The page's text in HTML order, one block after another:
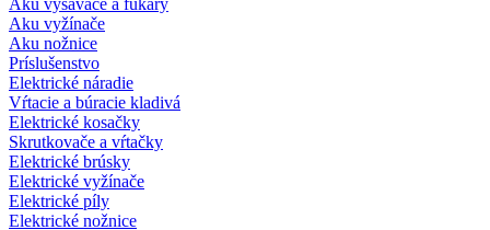
Aku vyžínače
Aku nožnice
Príslušenstvo
Elektrické náradie
Vŕtacie a búracie kladivá
Elektrické kosačky
Skrutkovače a vŕtačky
Elektrické brúsky
Elektrické vyžínače
Elektrické píly
Elektrické nožnice